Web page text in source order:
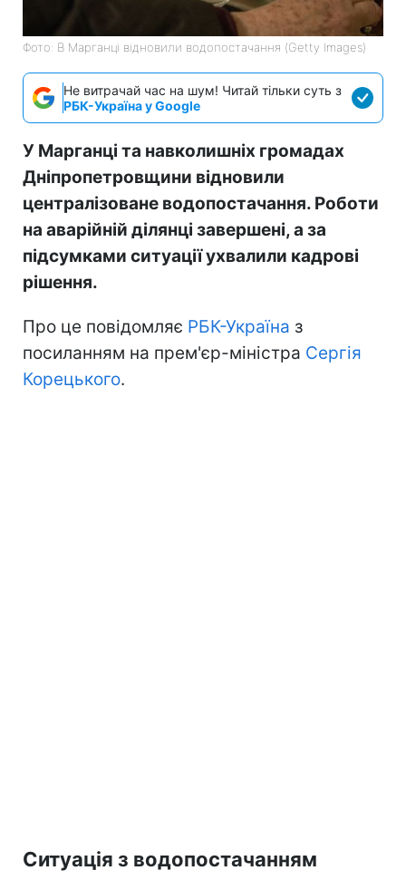
Фото: В Марганці відновили водопостачання (Getty Images)
Не витрачай час на шум! Читай тільки суть з
РБК-Україна у Google
У Марганці та навколишніх громадах
Дніпропетровщини відновили
централізоване водопостачання. Роботи
на аварійній ділянці завершені, а за
підсумками ситуації ухвалили кадрові
рішення.
Про це повідомляє РБК-Україна з
посиланням на прем'єр-міністра Сергія
Корецького.
Ситуація з водопостачанням